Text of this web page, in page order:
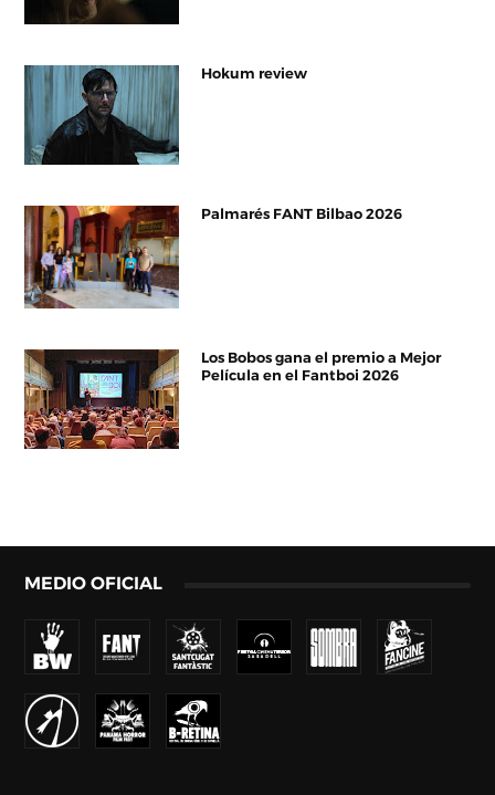
Hokum review
Palmarés FANT Bilbao 2026
Los Bobos gana el premio a Mejor
Película en el Fantboi 2026
MEDIO OFICIAL